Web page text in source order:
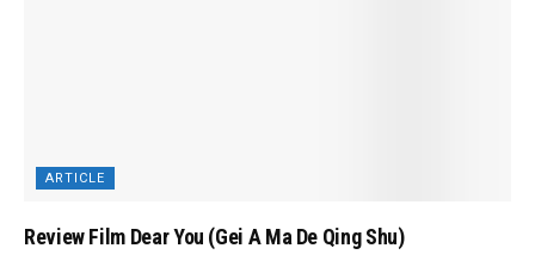
ARTICLE
Review Film Dear You (Gei A Ma De Qing Shu)